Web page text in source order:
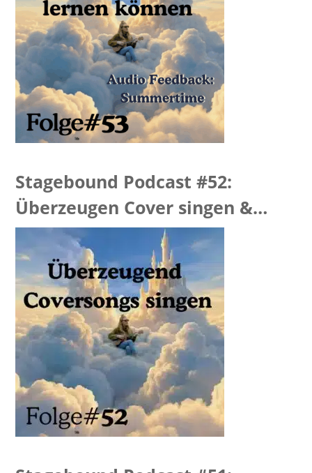
Stagebound Podcast #52:
Überzeugen Cover singen &
“Hellevator Feedback